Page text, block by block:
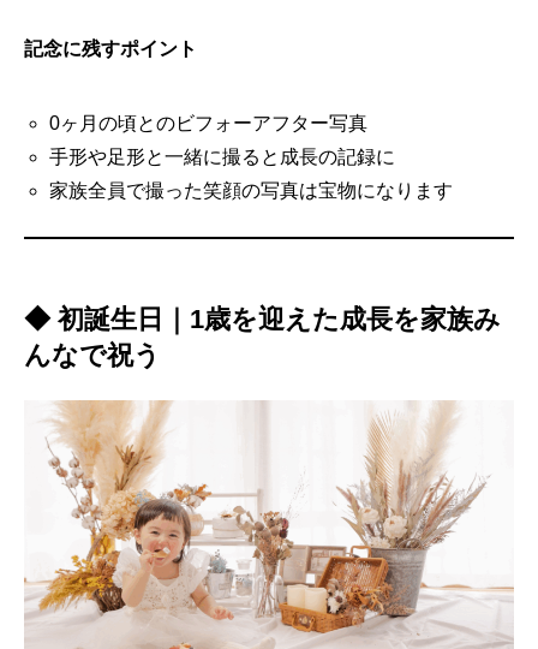
記念に残すポイント
0ヶ月の頃とのビフォーアフター写真
手形や足形と一緒に撮ると成長の記録に
家族全員で撮った笑顔の写真は宝物になります
◆ 初誕生日｜1歳を迎えた成長を家族み
んなで祝う